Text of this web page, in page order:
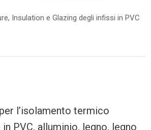
Insulation e Glazing degli infissi in PVC
l’isolamento termico
PVC, alluminio, legno, legno